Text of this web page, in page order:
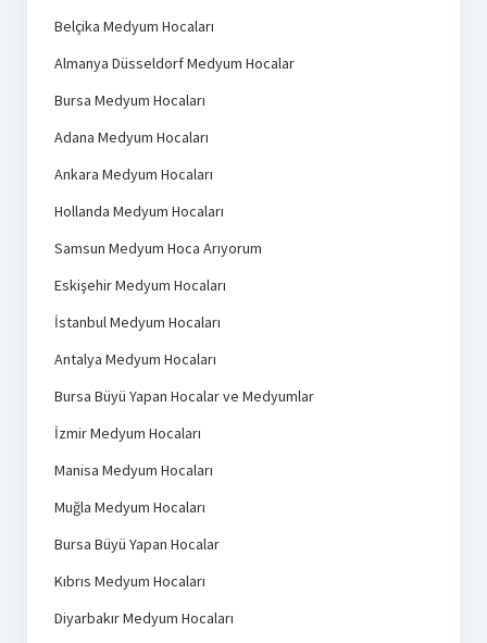
Belçika Medyum Hocaları
Almanya Düsseldorf Medyum Hocalar
Bursa Medyum Hocaları
Adana Medyum Hocaları
Ankara Medyum Hocaları
Hollanda Medyum Hocaları
Samsun Medyum Hoca Arıyorum
Eskişehir Medyum Hocaları
İstanbul Medyum Hocaları
Antalya Medyum Hocaları
Bursa Büyü Yapan Hocalar ve Medyumlar
İzmir Medyum Hocaları
Manisa Medyum Hocaları
Muğla Medyum Hocaları
Bursa Büyü Yapan Hocalar
Kıbrıs Medyum Hocaları
Diyarbakır Medyum Hocaları